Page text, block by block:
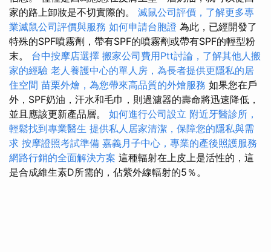
家的路上卸妝是不切實際的。 滅鼠公司評價，了解更多專
業滅鼠公司評價與服務 如何申請台胞證 為此，已經開發了
特殊的SPF噴霧劑，帶有SPF的噴霧劑或帶有SPF的輕型粉
末。 台中按摩店選擇 搬家公司費用Ptt討論，了解其他人搬
家的經驗 老人養護中心的單人房，為長者提供更隱私的居
住空間 苗栗外燴，為您帶來高品質的外燴服務 如果您在戶
外，SPF奶油，汗水和毛巾，則過濾器的壽命將迅速降低，
並且應該更新產品層。 如何進行公司設立 附近牙醫診所，
輕鬆找到專業醫生 提供私人居家清潔，保障您的隱私與需
求 按摩證照考試準備 嘉義月子中心，專業的產後照護服務
網路行銷的全面解決方案 這種輻射在上皮上是活性的，這
是合成維生素D所需的，佔紫外線輻射的5％。